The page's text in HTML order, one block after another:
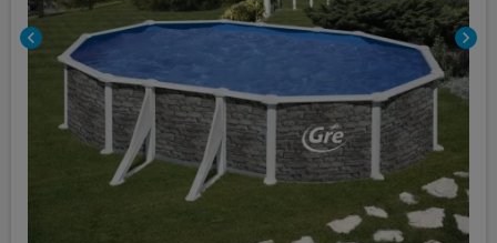
chevron_left chevron_right